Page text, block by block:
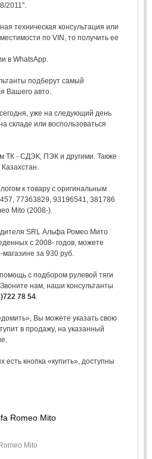
2011".
техническая консультация или
по VIN, то получить ее
в WhatsApp.
подберут самый
Вашего авто.
уже на следующий день
складе или воспользоваться
ТК - СДЭК, ПЭК и другими. Также
к товару с оригинальным
77363829, 93196541, 381786
Mito (2008-).
SRL Альфа Ромео Мито
с 2008- годов, можете
за 930 руб.
с подбором рулевой тяги
нам, наши консультанты
78 54.
Вы можете указать свою
в продажу, на указанный
есть кнопка «купить», доступны
Romeo Mito
Mito